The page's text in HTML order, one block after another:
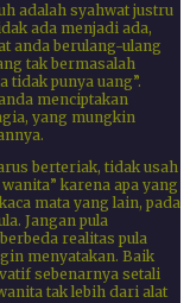
adalah syahwat justru
ada menjadi ada,
anda berulang-ulang
tak bermasalah
tidak punya uang”.
menciptakan
yang mungkin
berteriak, tidak usah
karena apa yang
mata yang lain, pada
Jangan pula
realitas pula
menyatakan. Baik
sebenarnya setali
tak lebih dari alat